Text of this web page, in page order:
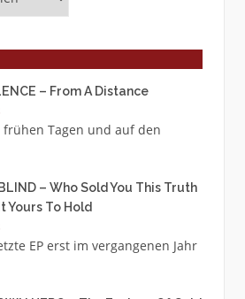
– From A Distance
Tagen und auf den
– Who Sold You This Truth
Yours To Hold
EP erst im vergangenen Jahr